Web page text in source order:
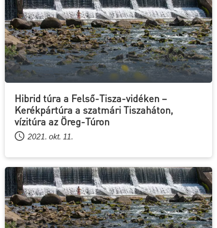
Hibrid túra a Felső-Tisza-vidéken –
Kerékpártúra a szatmári Tiszaháton,
vízitúra az Öreg-Túron
2021. okt. 11.